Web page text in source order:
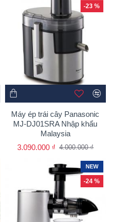
-23 %
Máy ép trái cây Panasonic
MJ-DJ01SRA Nhập khẩu
Malaysia
3.090.000 ₫ 4.000.000 ₫
NEW
-24 %